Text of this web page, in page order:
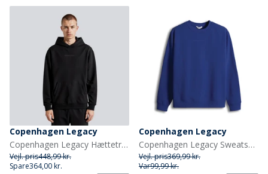
Copenhagen Legacy
Copenhagen Legacy Hættetrøje Sort
Vejl. pris448,99 kr.
Spare364,00 kr.
Copenhagen Legacy
Copenhagen Legacy Sweatshirt Kobolt Blå
Vejl. pris369,99 kr.
Var99,99 kr.